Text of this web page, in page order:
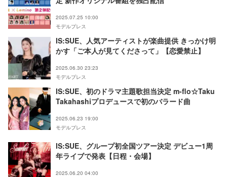
2025.07.25 10:00
モデルプレス
IS:SUE、人気アーティストが楽曲提供 きっかけ明
かす「ご本人が見てくださって」【恋愛禁止】
2025.06.30 23:23
モデルプレス
IS:SUE、初のドラマ主題歌担当決定 m-flo☆Taku
Takahashiプロデュースで初のバラード曲
2025.06.23 19:00
モデルプレス
IS:SUE、グループ初全国ツアー決定 デビュー1周
年ライブで発表【日程・会場】
2025.06.20 04:00